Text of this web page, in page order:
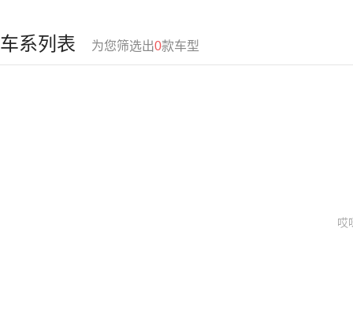
车系列表 为您筛选出0款车型
哎